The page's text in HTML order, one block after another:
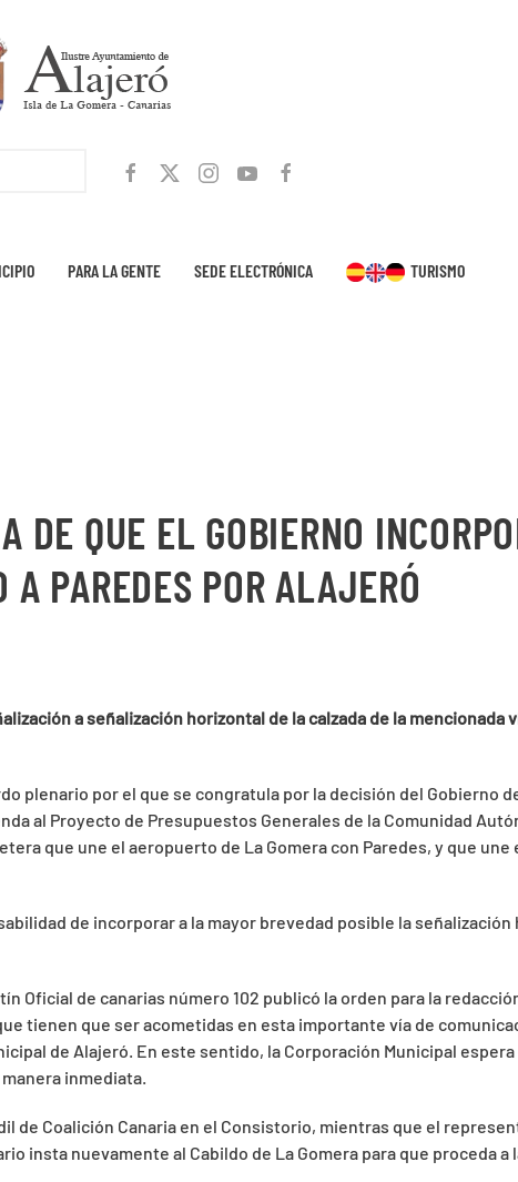
PARA LA GENTE SEDE ELECTRÓNICA TURISMO
QUE EL GOBIERNO
A PAREDES POR ALAJERÓ
a señalización horizontal de la calzada de la mencionada
plenario por el que se congratula por la decisión del Gobierno
al Proyecto de Presupuestos Generales de la Comunidad
que une el aeropuerto de La Gomera con Paredes, y que une
de incorporar a la mayor brevedad posible la
Oficial de canarias número 102 publicó la orden para la
tienen que ser acometidas en esta importante vía de
de Alajeró. En este sentido, la Corporación Municipal
inmediata.
de Coalición Canaria en el Consistorio, mientras que el
insta nuevamente al Cabildo de La Gomera para que proceda